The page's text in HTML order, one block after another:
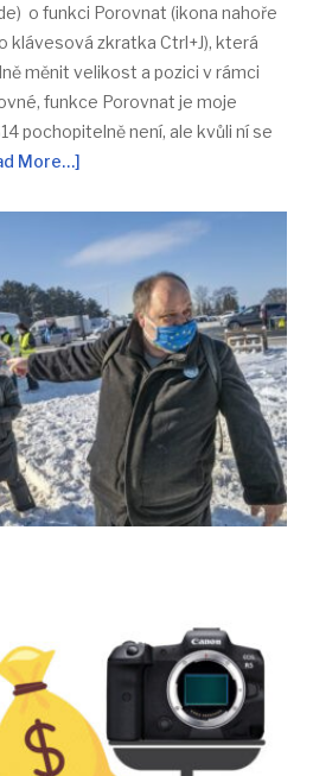
o funkci Porovnat (ikona nahoře
klávesová zkratka Ctrl+J), která
měnit velikost a pozici v rámci
funkce Porovnat je moje
pochopitelně není, ale kvůli ní se
More…]